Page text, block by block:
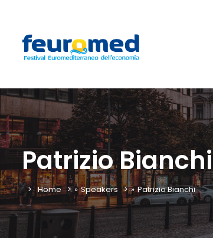
Patrizio Bianchi
Home » Speakers » Patrizio Bianchi